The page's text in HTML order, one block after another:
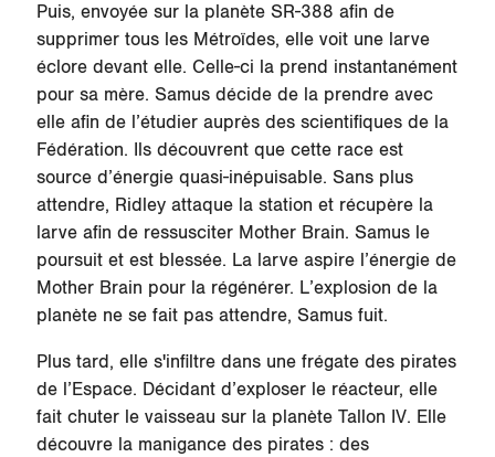
Puis, envoyée sur la planète SR-388 afin de
supprimer tous les Métroïdes, elle voit une larve
éclore devant elle. Celle-ci la prend instantanément
pour sa mère. Samus décide de la prendre avec
elle afin de l’étudier auprès des scientifiques de la
Fédération. Ils découvrent que cette race est
source d’énergie quasi-inépuisable. Sans plus
attendre, Ridley attaque la station et récupère la
larve afin de ressusciter Mother Brain. Samus le
poursuit et est blessée. La larve aspire l’énergie de
Mother Brain pour la régénérer. L’explosion de la
planète ne se fait pas attendre, Samus fuit.
Plus tard, elle s'infiltre dans une frégate des pirates
de l’Espace. Décidant d’exploser le réacteur, elle
fait chuter le vaisseau sur la planète Tallon IV. Elle
découvre la manigance des pirates : des